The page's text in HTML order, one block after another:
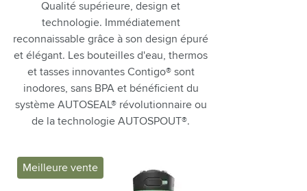
Qualité supérieure, design et
technologie. Immédiatement
reconnaissable grâce à son design épuré
et élégant. Les bouteilles d'eau, thermos
et tasses innovantes Contigo® sont
inodores, sans BPA et bénéficient du
système AUTOSEAL® révolutionnaire ou
de la technologie AUTOSPOUT®.
Meilleure vente